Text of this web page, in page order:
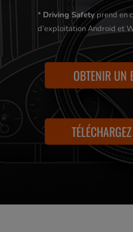
* Driving Safetyprend en
d’exploitation Android et
OBTENIR UN